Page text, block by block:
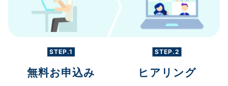
STEP.1
無料お申込み
STEP.2
ヒアリング